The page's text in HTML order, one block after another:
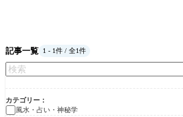
記事一覧 1 - 1件 / 全1件
カテゴリー
風水・占い・神秘学